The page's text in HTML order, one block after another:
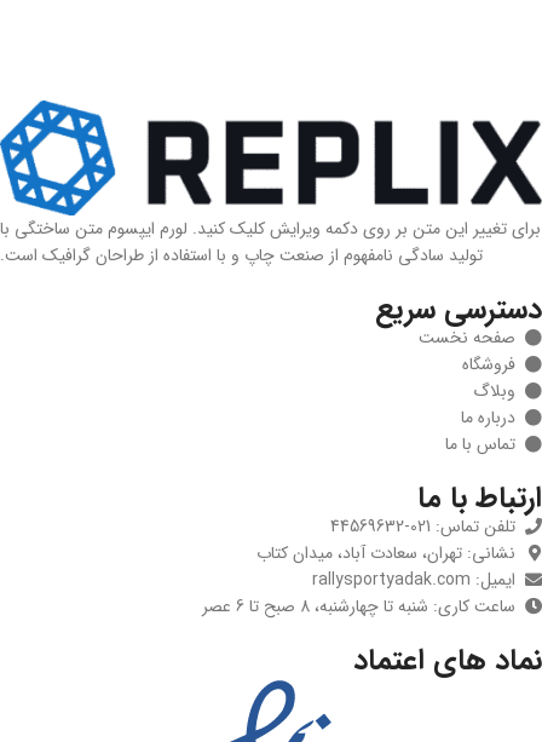
برای تغییر این متن بر روی دکمه ویرایش کلیک کنید. لورم ایپسوم متن ساختگی با
تولید سادگی نامفهوم از صنعت چاپ و با استفاده از طراحان گرافیک است.
دسترسی سریع
صفحه نخست
فروشگاه
وبلاگ
درباره ما
تماس با ما
ارتباط با ما
تلفن تماس: 021-44569632
نشانی: تهران، سعادت آباد، میدان کتاب
ایمیل: rallysportyadak.com
ساعت کاری: شنبه تا چهارشنبه، 8 صبح تا 6 عصر
نماد های اعتماد